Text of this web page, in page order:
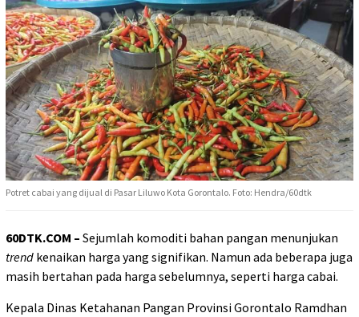
Potret cabai yang dijual di Pasar Liluwo Kota Gorontalo. Foto: Hendra/60dtk
60DTK.COM – Sejumlah komoditi bahan pangan menunjukan
trend kenaikan harga yang signifikan. Namun ada beberapa juga
masih bertahan pada harga sebelumnya, seperti harga cabai.
Kepala Dinas Ketahanan Pangan Provinsi Gorontalo Ramdhan